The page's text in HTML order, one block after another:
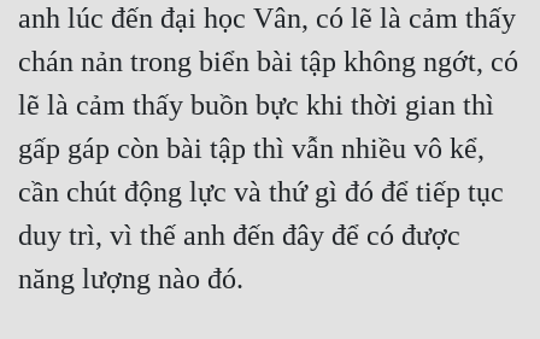
Cẩu Đạo Trường Sinh
Ngự Thú
Truyện Nam
Truyện Nữ
Vô Địch Lưu
Xây Dựng Thế Lực
anh lúc đến đại học Vân, có lẽ là cảm thấy
chán nản trong biển bài tập không ngớt, có
lẽ là cảm thấy buồn bực khi thời gian thì
gấp gáp còn bài tập thì vẫn nhiều vô kể,
cần chút động lực và thứ gì đó để tiếp tục
duy trì, vì thế anh đến đây để có được
năng lượng nào đó.